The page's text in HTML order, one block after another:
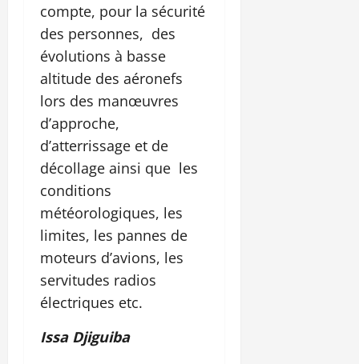
compte, pour la sécurité
des personnes, des
évolutions à basse
altitude des aéronefs
lors des manœuvres
d’approche,
d’atterrissage et de
décollage ainsi que les
conditions
météorologiques, les
limites, les pannes de
moteurs d’avions, les
servitudes radios
électriques etc.
Issa Djiguiba